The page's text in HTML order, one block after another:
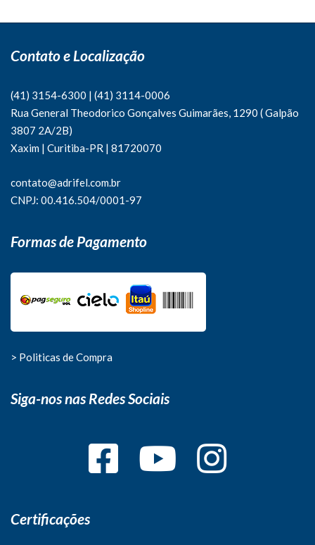
Contato e Localização
(41) 3154-6300 | (41) 3114-0006
Rua General Theodorico Gonçalves Guimarães, 1290 ( Galpão
3807 2A/2B)
Xaxim | Curitiba-PR | 81720070
contato@adrifel.com.br
CNPJ: 00.416.504/0001-97
Formas de Pagamento
> Politicas de Compra
Siga-nos nas Redes Sociais
Certificações